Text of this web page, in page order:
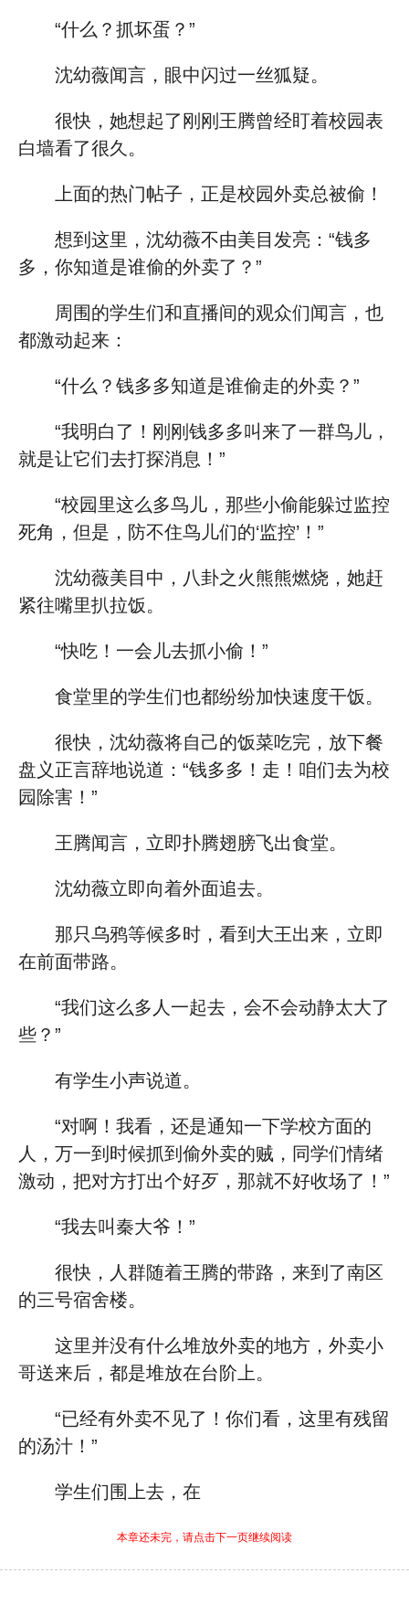
“什么？抓坏蛋？”
沈幼薇闻言，眼中闪过一丝狐疑。
很快，她想起了刚刚王腾曾经盯着校园表
白墙看了很久。
上面的热门帖子，正是校园外卖总被偷！
想到这里，沈幼薇不由美目发亮：“钱多
多，你知道是谁偷的外卖了？”
周围的学生们和直播间的观众们闻言，也
都激动起来：
“什么？钱多多知道是谁偷走的外卖？”
“我明白了！刚刚钱多多叫来了一群鸟儿，
就是让它们去打探消息！”
“校园里这么多鸟儿，那些小偷能躲过监控
死角，但是，防不住鸟儿们的‘监控’！”
沈幼薇美目中，八卦之火熊熊燃烧，她赶
紧往嘴里扒拉饭。
“快吃！一会儿去抓小偷！”
食堂里的学生们也都纷纷加快速度干饭。
很快，沈幼薇将自己的饭菜吃完，放下餐
盘义正言辞地说道：“钱多多！走！咱们去为校
园除害！”
王腾闻言，立即扑腾翅膀飞出食堂。
沈幼薇立即向着外面追去。
那只乌鸦等候多时，看到大王出来，立即
在前面带路。
“我们这么多人一起去，会不会动静太大了
些？”
有学生小声说道。
“对啊！我看，还是通知一下学校方面的
人，万一到时候抓到偷外卖的贼，同学们情绪
激动，把对方打出个好歹，那就不好收场了！”
“我去叫秦大爷！”
很快，人群随着王腾的带路，来到了南区
的三号宿舍楼。
这里并没有什么堆放外卖的地方，外卖小
哥送来后，都是堆放在台阶上。
“已经有外卖不见了！你们看，这里有残留
的汤汁！”
学生们围上去，在
本章还未完，请点击下一页继续阅读